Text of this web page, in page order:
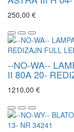
250,00 €
--NO-WA--
II 80A 20-
1210,00 €